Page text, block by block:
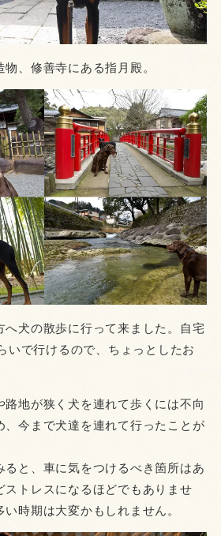
、修善寺にある指月殿。
へ犬の散歩に行って来ました。自宅
いで行けるので、ちょっとしたお
地が狭く犬を連れて歩くには不向
、今まで犬達を連れて行ったことが
と、車に気をつけるべき箇所はあ
ストレスになるほどでもありませ
時期は大変かもしれません。